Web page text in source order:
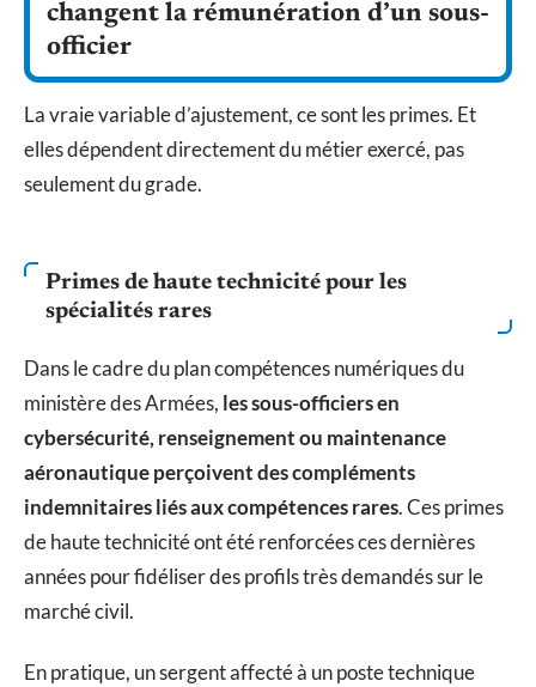
changent la rémunération d’un sous-
officier
La vraie variable d’ajustement, ce sont les primes. Et
elles dépendent directement du métier exercé, pas
seulement du grade.
Primes de haute technicité pour les
spécialités rares
Dans le cadre du plan compétences numériques du
ministère des Armées, les sous-officiers en
cybersécurité, renseignement ou maintenance
aéronautique perçoivent des compléments
indemnitaires liés aux compétences rares. Ces primes
de haute technicité ont été renforcées ces dernières
années pour fidéliser des profils très demandés sur le
marché civil.
En pratique, un sergent affecté à un poste technique